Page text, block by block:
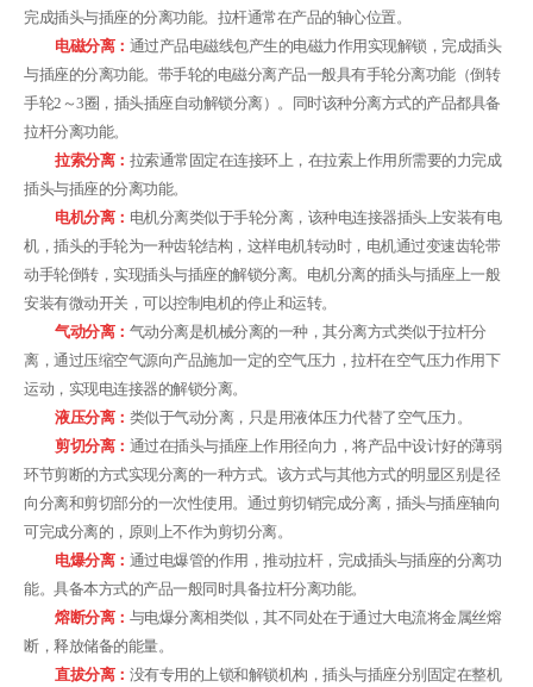
完成插头与插座的分离功能。拉杆通常在产品的轴心位置。
电磁分离： 通过产品电磁线包产生的电磁力作用实现解锁，完成插头
与插座的分离功能。带手轮的电磁分离产品一般具有手轮分离功能（倒转
手轮2～3圈，插头插座自动解锁分离）。同时该种分离方式的产品都具备
拉杆分离功能。
拉索分离： 拉索通常固定在连接环上，在拉索上作用所需要的力完成
插头与插座的分离功能。
电机分离： 电机分离类似于手轮分离，该种电连接器插头上安装有电
机，插头的手轮为一种齿轮结构，这样电机转动时，电机通过变速齿轮带
动手轮倒转，实现插头与插座的解锁分离。电机分离的插头与插座上一般
安装有微动开关，可以控制电机的停止和运转。
气动分离： 气动分离是机械分离的一种，其分离方式类似于拉杆分
离，通过压缩空气源向产品施加一定的空气压力，拉杆在空气压力作用下
运动，实现电连接器的解锁分离。
液压分离： 类似于气动分离，只是用液体压力代替了空气压力。
剪切分离： 通过在插头与插座上作用径向力，将产品中设计好的薄弱
环节剪断的方式实现分离的一种方式。该方式与其他方式的明显区别是径
向分离和剪切部分的一次性使用。通过剪切销完成分离，插头与插座轴向
可完成分离的，原则上不作为剪切分离。
电爆分离： 通过电爆管的作用，推动拉杆，完成插头与插座的分离功
能。具备本方式的产品一般同时具备拉杆分离功能。
熔断分离： 与电爆分离相类似，其不同处在于通过大电流将金属丝熔
断，释放储备的能量。
直拔分离： 没有专用的上锁和解锁机构，插头与插座分别固定在整机